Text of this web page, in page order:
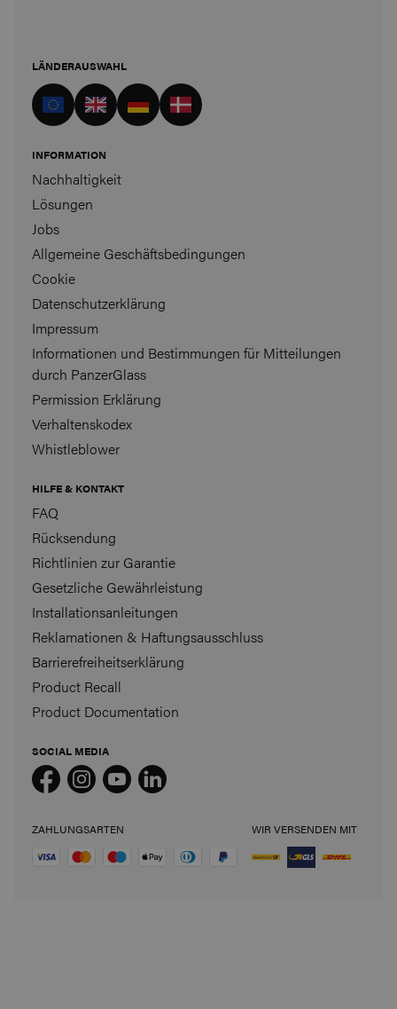
LÄNDERAUSWAHL
INFORMATION
Nachhaltigkeit
Lösungen
Jobs
Allgemeine Geschäftsbedingungen
Cookie
Datenschutzerklärung
Impressum
Informationen und Bestimmungen für Mitteilungen
durch PanzerGlass
Permission Erklärung
Verhaltenskodex
Whistleblower
HILFE & KONTAKT
FAQ
Rücksendung
Richtlinien zur Garantie
Gesetzliche Gewährleistung
Installationsanleitungen
Reklamationen & Haftungsausschluss
Barrierefreiheitserklärung
Product Recall
Product Documentation
SOCIAL MEDIA
ZAHLUNGSARTEN WIR VERSENDEN MIT